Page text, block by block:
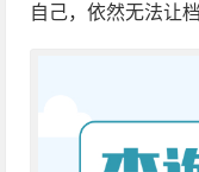
自己，依然无法让